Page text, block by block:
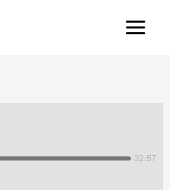
-32:57